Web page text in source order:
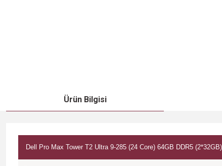
Ürün Bilgisi
Dell Pro Max Tower T2 Ultra 9-285 (24 Core) 64GB DDR5